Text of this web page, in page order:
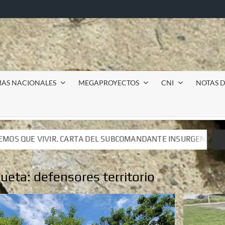
NACIONALES MEGAPROYECTOS CNI NOTAS
INSURGENTE MOISÉS A LUIS DE TAVIRA
INSURGENTE MOISÉS A LUIS DE TAVIRA
defensores territorio